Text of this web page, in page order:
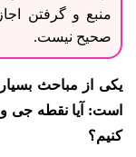
منبع و گرفتن
صحیح نیست.
یکی از مباحث
است: آیا نقطه جی
کنیم؟